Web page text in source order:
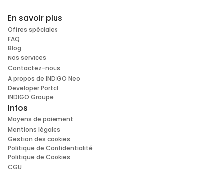
En savoir plus
Offres spéciales
FAQ
Blog
Nos services
Contactez-nous
A propos de INDIGO Neo
Developer Portal
INDIGO Groupe
Infos
Moyens de paiement
Mentions légales
Gestion des cookies
Politique de Confidentialité
Politique de Cookies
CGU